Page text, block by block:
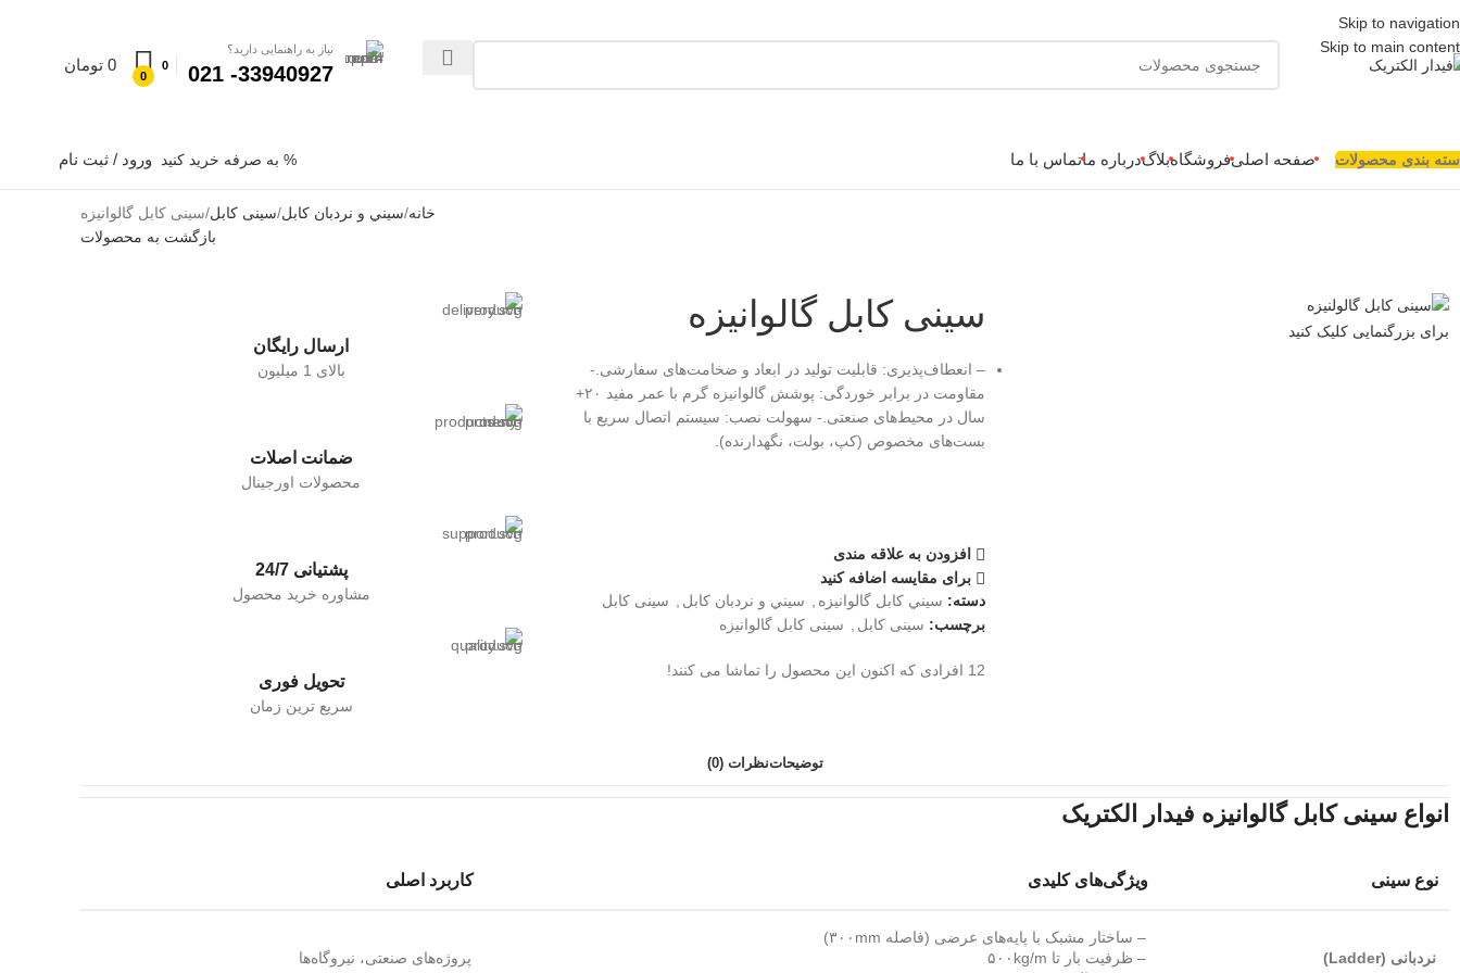
Skip to navigation
Skip to main content
نیاز به راهنمایی دارید؟
33940927- 021
0
0
0 تومان
بندی محصولات صفحه اصلیفروشگاهبلاگدرباره ماتماس با ما % به صرفه خرید کنید ورود / ثبت نام
خانه سيني و نردبان كابل سینی کابل سینی کابل گالوانیزه
بازگشت به محصولات
برای بزرگنمایی کلیک کنید سینی کابل گالوانیزه
– انعطاف‌پذیری: قابلیت تولید در ابعاد و ضخامت‌های سفارشی.-
مقاومت در برابر خوردگی: پوشش گالوانیزه گرم با عمر مفید ۲۰+
سال در محیط‌های صنعتی.- سهولت نصب: سیستم اتصال سریع با
بست‌های مخصوص (کپ، بولت، نگهدارنده).
افزودن به علاقه مندی
برای مقایسه اضافه کنید
دسته: سيني كابل گالوانيزه سيني و نردبان كابل
سینی کابل
برچسب: سینی کابل سینی کابل گالوانیزه
12 افرادی که اکنون این محصول را تماشا می کنند!
ارسال رایگان
بالای 1 میلیون
ضمانت اصلات
محصولات اورجینال
پشتیانی 24/7
مشاوره خرید محصول
تحویل فوری
سریع ترین زمان
توضیحاتنظرات (0)
انواع سینی کابل گالوانیزه فیدار الکتریک
نوع سینی ویژگی‌های کلیدی کاربرد اصلی
نردبانی (Ladder)
– ساختار مشبک با پایه‌های عرضی (فاصله ۳۰۰mm)
– ظرفیت بار تا ۵۰۰kg/m
پروژه‌های صنعتی، نیروگاه‌ها